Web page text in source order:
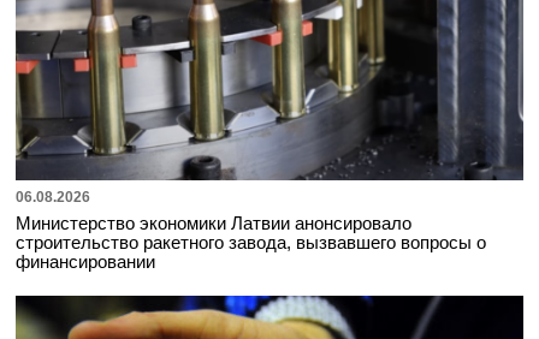
06.08.2026
Министерство экономики Латвии анонсировало
строительство ракетного завода, вызвавшего вопросы о
финансировании